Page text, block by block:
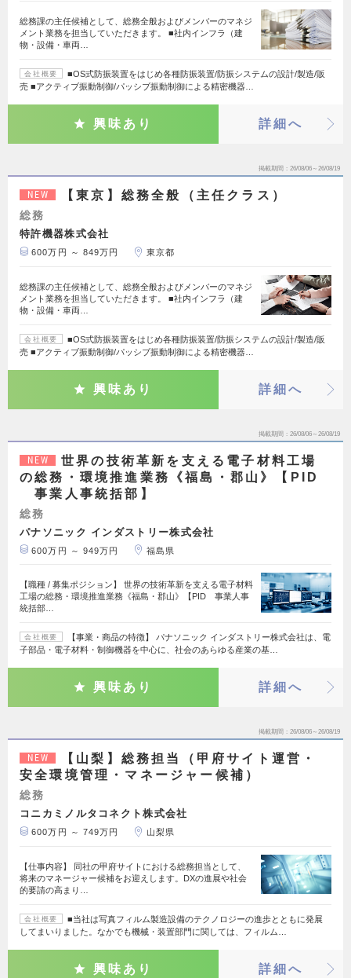
総務課の主任候補として、総務全般およびメンバーのマネジ
メント業務を担当していただきます。 ■社内インフラ（建
物・設備・車両…
会社概要
■OS式防振装置をはじめ各種防振装置/防振システムの設計/製造/販
売 ■アクティブ振動制御/パッシブ振動制御による精密機器…
興味あり 詳細へ
掲載期間 26/08/06～26/08/19
NEW 【東京】総務全般（主任クラス）
総務
特許機器株式会社
600万円 ～ 849万円 東京都
総務課の主任候補として、総務全般およびメンバーのマネジ
メント業務を担当していただきます。 ■社内インフラ（建
物・設備・車両…
会社概要
■OS式防振装置をはじめ各種防振装置/防振システムの設計/製造/販
売 ■アクティブ振動制御/パッシブ振動制御による精密機器…
興味あり 詳細へ
掲載期間 26/08/06～26/08/19
NEW
世界の技術革新を支える電子材料工場
の総務・環境推進業務《福島・郡山》【PID
事業人事統括部】
総務
パナソニック インダストリー株式会社
600万円 ～ 949万円 福島県
【職種 / 募集ポジション】 世界の技術革新を支える電子材料
工場の総務・環境推進業務《福島・郡山》【PID 事業人事
統括部…
会社概要
【事業・商品の特徴】 パナソニック インダストリー株式会社は、電
子部品・電子材料・制御機器を中心に、社会のあらゆる産業の基…
興味あり 詳細へ
掲載期間 26/08/06～26/08/19
NEW
【山梨】総務担当（甲府サイト運営・
安全環境管理・マネージャー候補）
総務
コニカミノルタコネクト株式会社
600万円 ～ 749万円 山梨県
【仕事内容】 同社の甲府サイトにおける総務担当として、
将来のマネージャー候補をお迎えします。DXの進展や社会
的要請の高まり…
会社概要
■当社は写真フィルム製造設備のテクノロジーの進歩とともに発展
してまいりました。なかでも機械・装置部門に関しては、フィルム…
興味あり 詳細へ